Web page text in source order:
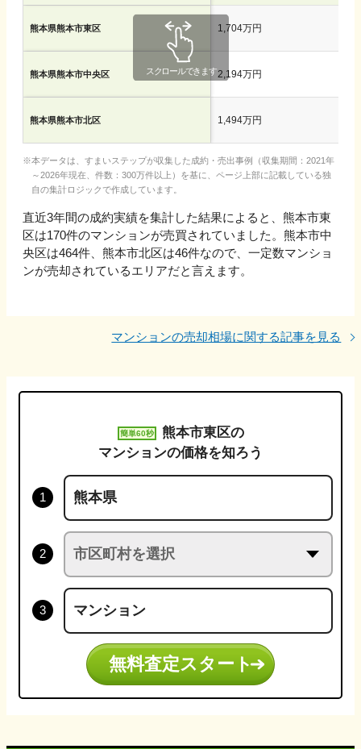
熊本県熊本市東区 1,704万円
熊本県熊本市中央区 2,194万円
熊本県熊本市北区 1,494万円
本データは、すまいステップが収集した成約・売出事例（収集期間：2021年
～2026年現在、件数：300万件以上）を基に、ページ上部に記載している独
自の集計ロジックで作成しています。
直近3年間の成約実績を集計した結果によると、熊本市東
区は170件のマンションが売買されていました。熊本市中
央区は464件、熊本市北区は46件なので、一定数マンショ
ンが売却されているエリアだと言えます。
マンションの売却相場に関する記事を見る
簡単60秒 熊本市東区の
マンションの価格を知ろう
無料査定スタート